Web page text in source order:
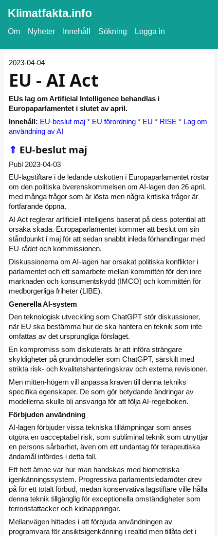
Klimatfakta.info
Om Nyheter Innehåll Sökning Logga in
2023-04-04
EU - AI Act
EUs lag om Artificial Intelligence behandlas i
Europaparlamentet i slutet av april.
Innehåll: EU-beslut maj * EU förordning * EU * RISE * Lag om
användning av AI
⇑ EU-beslut maj
Publ 2023-04-03
EU-lagstiftare i de ledande utskotten i Europaparlamentet röstar
om den politiska överenskommelsen om AI-lagen den 26 april,
med många frågor som är lösta men några kritiska frågor är
fortfarande öppna.
AI Act reglerar artificiell intelligens baserat på dess potential att
orsaka skada. Europaparlamentet kommer att beslut om sin
ståndpunkt i maj för att sedan snabbt inleda förhandlingar med
EU-rådet och kommissionen.
Diskussionerna om AI-lagen har orsakat politiska konflikter i
parlamentet och ett samarbete mellan kommittén för den inre
marknaden och konsumentskydd (IMCO) och kommittén för
medborgerliga friheter (LIBE).
Generella AI-system
Den teknologisk utveckling som ChatGPT stör diskussioner,
när EU ska bestämma hur de ska hantera en teknik som inte
omfattas av det ursprungliga förslaget.
En kompromiss som diskuterats är att införa strängare
skyldigheter på grundmodeller som ChatGPT, särskilt med
strikta risk- och kvalitetshanteringskrav och externa revisioner.
Men mitten-högern vill anpassa kraven till denna tekniks
specifika egenskaper. De som gör betydande ändringar av
modellerna skulle bli ansvariga för att följa AI-regelboken.
Förbjuden användning
AI-lagen förbjuder vissa tekniska tillämpningar som anses
utgöra en oacceptabel risk, som subliminal teknik som utnyttjar
en persons sårbarhet, även om ett undantag för terapeutiska
ändamål infördes i detta fall.
Ett hett ämne var hur man handskas med biometriska
igenkänningssystem. Progressiva parlamentsledamöter drev
på för ett totalt förbud, medan konservativa lagstiftare ville hålla
denna teknik tillgänglig för exceptionella omständigheter som
terroristattacker och kidnappningar.
Mellanvägen hittades i att förbjuda användningen av
programvara för ansiktsigenkänning i realtid men tillåta det i